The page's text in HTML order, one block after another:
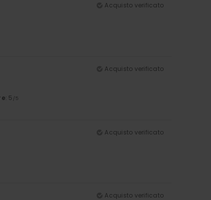
Acquisto verificato
Acquisto verificato
: 5 /5
Acquisto verificato
Acquisto verificato